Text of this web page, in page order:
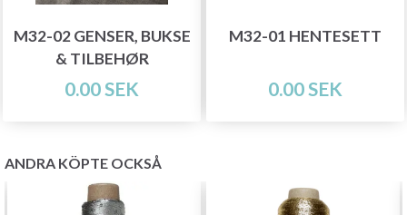
M32-02 GENSER, BUKSE
& TILBEHØR
0.00 SEK
M32-01 HENTESETT
0.00 SEK
ANDRA KÖPTE OCKSÅ